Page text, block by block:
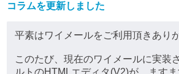
コラムを更新しました
平素はワイメールをご利用頂きあり
このたび、現在のワイメールに実装
ルトのHTMLエディタ(V2)が、ます